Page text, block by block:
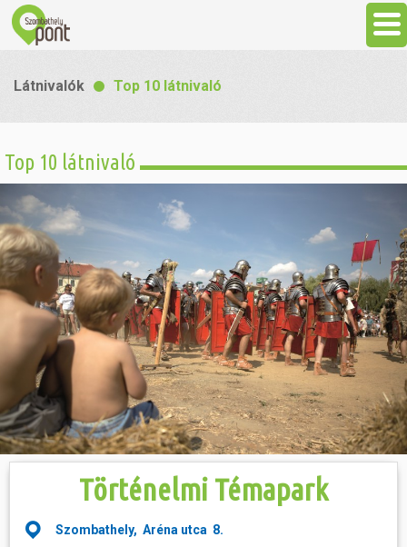
Látnivalók
Gasztronómia
Szállás
Sport
Szabadidő
Hasznos
Látnivalók Top 10 látnivaló
Top 10 látnivaló
Történelmi Témapark
Szombathely, Aréna utca 8.